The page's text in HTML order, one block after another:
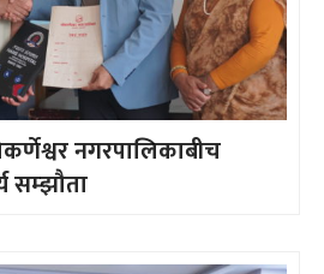
नगरपालिकाबीच
सम्झौता